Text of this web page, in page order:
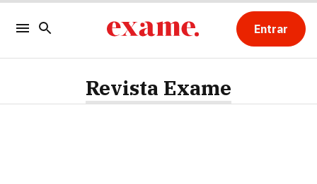
Entrar
Revista Exame